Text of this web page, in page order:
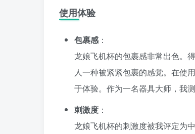
使用体验
包裹感 ：
龙娘飞机杯的包裹感非常出色。
人一种被紧紧包裹的感觉。在使
于体验。作为一名器具大师，我
刺激度 ：
龙娘飞机杯的刺激度被我评定为